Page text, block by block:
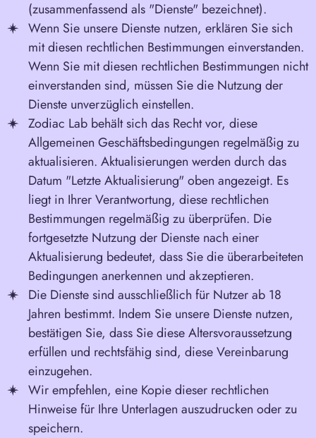
(zusammenfassend als "Dienste" bezeichnet).
Wenn Sie unsere Dienste nutzen, erklären Sie sich
mit diesen rechtlichen Bestimmungen einverstanden.
Wenn Sie mit diesen rechtlichen Bestimmungen nicht
einverstanden sind, müssen Sie die Nutzung der
Dienste unverzüglich einstellen.
Zodiac Lab behält sich das Recht vor, diese
Allgemeinen Geschäftsbedingungen regelmäßig zu
aktualisieren. Aktualisierungen werden durch das
Datum "Letzte Aktualisierung" oben angezeigt. Es
liegt in Ihrer Verantwortung, diese rechtlichen
Bestimmungen regelmäßig zu überprüfen. Die
fortgesetzte Nutzung der Dienste nach einer
Aktualisierung bedeutet, dass Sie die überarbeiteten
Bedingungen anerkennen und akzeptieren.
Die Dienste sind ausschließlich für Nutzer ab 18
Jahren bestimmt. Indem Sie unsere Dienste nutzen,
bestätigen Sie, dass Sie diese Altersvoraussetzung
erfüllen und rechtsfähig sind, diese Vereinbarung
einzugehen.
Wir empfehlen, eine Kopie dieser rechtlichen
Hinweise für Ihre Unterlagen auszudrucken oder zu
speichern.